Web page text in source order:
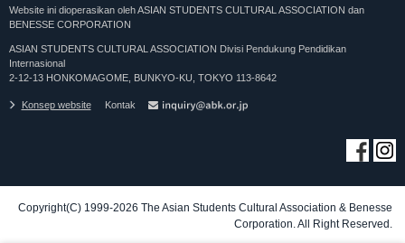
Website ini dioperasikan oleh ASIAN STUDENTS CULTURAL ASSOCIATION dan
BENESSE CORPORATION
ASIAN STUDENTS CULTURAL ASSOCIATION Divisi Pendukung Pendidikan
Internasional
2-12-13 HONKOMAGOME, BUNKYO-KU, TOKYO 113-8642
Konsep website Kontak
Copyright(C) 1999-2026 The Asian Students Cultural Association & Benesse
Corporation. All Right Reserved.